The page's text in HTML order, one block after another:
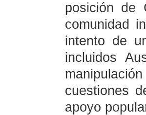
posición de
comunidad
intento de
incluidos
cuestiones
apoyo